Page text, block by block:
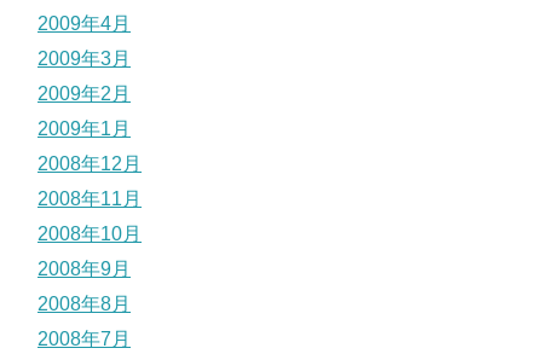
2009年4月
2009年3月
2009年2月
2009年1月
2008年12月
2008年11月
2008年10月
2008年9月
2008年8月
2008年7月